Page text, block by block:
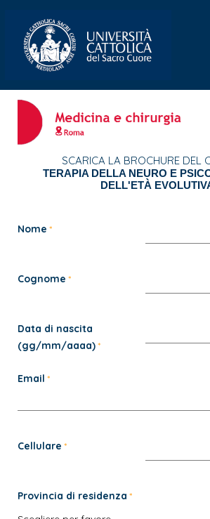
SCARICA LA BROCHURE DEL
TERAPIA DELLA NEURO E
DELL'ETÀ
Nome
Cognome
Data di nascita
(gg/mm/aaaa)
Email
Cellulare
Provincia di residenza